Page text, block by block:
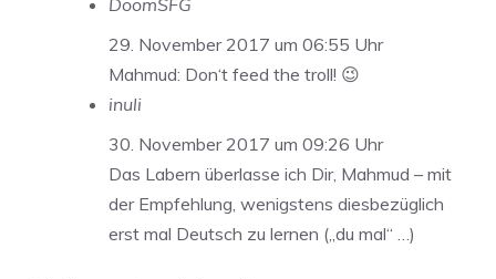
DoomSFG
29. November 2017 um 06:55 Uhr
Mahmud: Don‘t feed the troll! 😉
inuli
30. November 2017 um 09:26 Uhr
Das Labern überlasse ich Dir, Mahmud – mit
der Empfehlung, wenigstens diesbezüglich
erst mal Deutsch zu lernen („du mal“ …)